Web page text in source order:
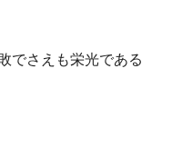
でさえも栄光である